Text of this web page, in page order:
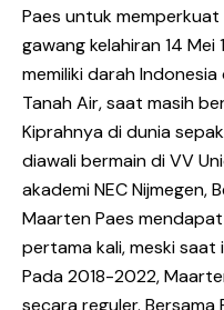
Paes untuk
gawang kelahiran 14 Mei
memiliki darah
Tanah Air, saat masih
Kiprahnya di dunia
diawali bermain di VV
akademi NEC Nijmegen,
Maarten Paes
pertama kali, meski saat
Pada 2018-2022,
secara reguler.